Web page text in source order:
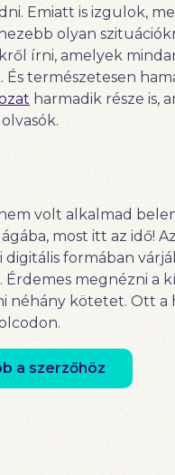
Emiatt is izgulok,
olyan
írni, amelyek
És természetesen
harmadik része is,
volt alkalmad
most itt az idő!
formában
Érdemes megnézni a
néhány kötetet. Ott a
a szerzőhöz